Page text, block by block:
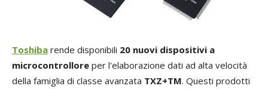
Toshiba rende disponibili 20 nuovi dispositivi a
microcontrollore per l'elaborazione dati ad alta velocità
della famiglia di classe avanzata TXZ+TM. Questi prodotti